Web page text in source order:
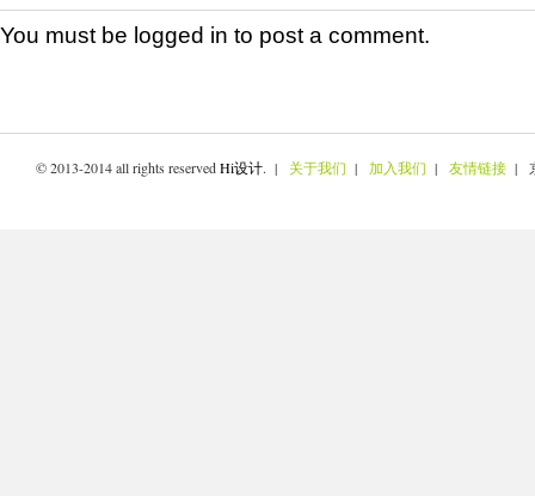
You must be logged in to post a comment.
© 2013-2014 all rights reservedHi设计. | 关于我们 | 加入我们 | 友情链接 |